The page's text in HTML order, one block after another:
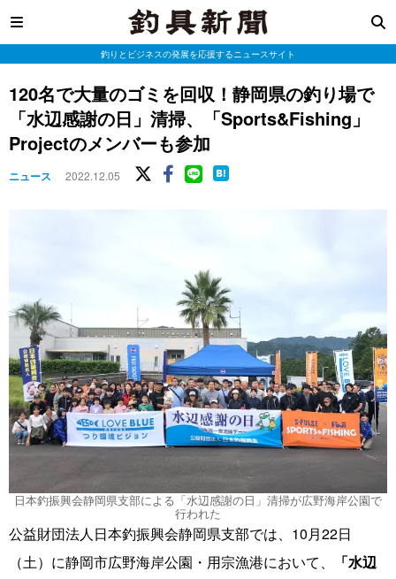
釣りとビジネスの発展を応援するニュースサイト
120名で大量のゴミを回収！静岡県の釣り場で
「水辺感謝の日」清掃、「Sports&Fishing」
Projectのメンバーも参加
ニュース 2022.12.05
日本釣振興会静岡県支部による「水辺感謝の日」清掃が広野海岸公園で
行われた
公益財団法人日本釣振興会静岡県支部では、10月22日
（土）に静岡市広野海岸公園・用宗漁港において、
「水辺